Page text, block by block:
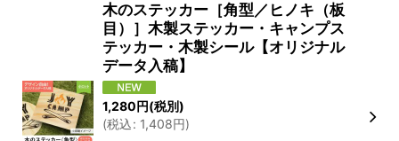
木のステッカー［角型／ヒノキ（板
目）］木製ステッカー・キャンプス
テッカー・木製シール【オリジナル
データ入稿】
1,280円(税別)
(税込: 1,408円)